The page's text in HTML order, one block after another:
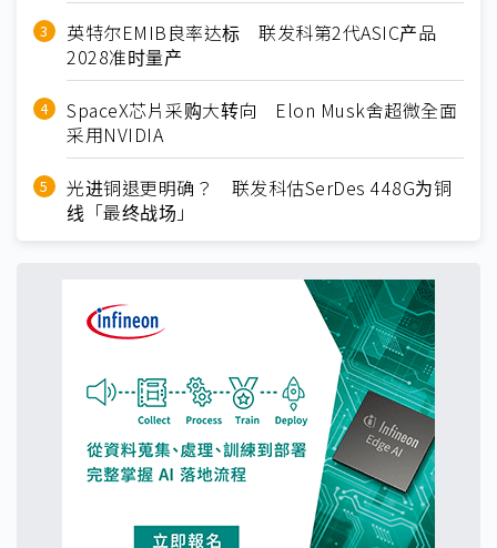
英特尔EMIB良率达标 联发科第2代ASIC产品
2028准时量产
SpaceX芯片采购大转向 Elon Musk舍超微全面
采用NVIDIA
光进铜退更明确？ 联发科估SerDes 448G为铜
线「最终战场」